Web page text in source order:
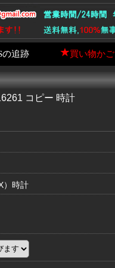
の追跡 買い物かご
コピー 時計
）時計